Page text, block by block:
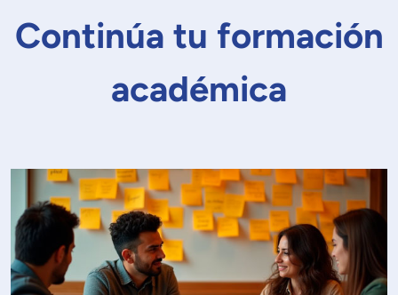
Continúa tu formación
académica